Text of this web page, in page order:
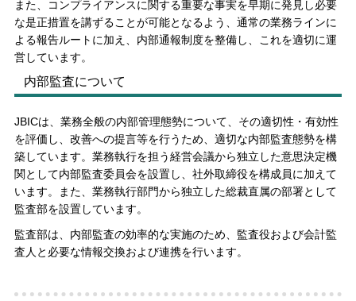
また、コンプライアンスに関する重要な事実を早期に発見し必要
な是正措置を講ずることが可能となるよう、通常の業務ラインに
よる報告ルートに加え、内部通報制度を整備し、これを適切に運
営しています。
内部監査について
JBICは、業務全般の内部管理態勢について、その適切性・有効性
を評価し、改善への提言等を行うため、適切な内部監査態勢を構
築しています。業務執行を担う経営会議から独立した意思決定機
関として内部監査委員会を設置し、社外取締役を構成員に加えて
います。また、業務執行部門から独立した総裁直属の部署として
監査部を設置しています。
監査部は、内部監査の効率的な実施のため、監査役および会計監
査人と必要な情報交換および連携を行います。